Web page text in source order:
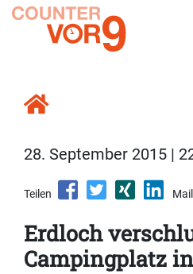
28. September 2015 |
Teilen
Erdloch
Campingplatz